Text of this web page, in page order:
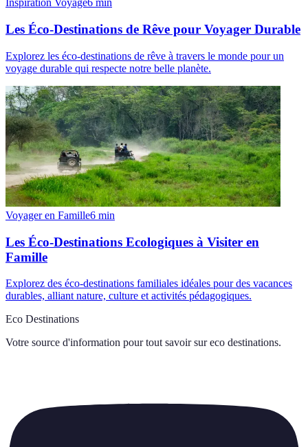
Inspiration Voyage6 min
Les Éco-Destinations de Rêve pour Voyager Durable
Explorez les éco-destinations de rêve à travers le monde pour un
voyage durable qui respecte notre belle planète.
Voyager en Famille6 min
Les Éco-Destinations Ecologiques à Visiter en
Famille
Explorez des éco-destinations familiales idéales pour des vacances
durables, alliant nature, culture et activités pédagogiques.
Eco Destinations
Votre source d'information pour tout savoir sur eco destinations.